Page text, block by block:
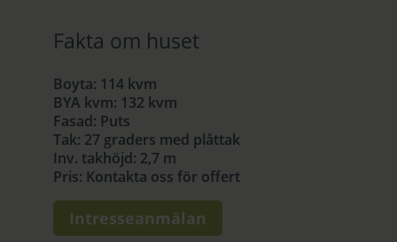
Fakta om huset
Boyta: 114 kvm
BYA kvm: 132 kvm
Fasad: Puts
Tak: 27 graders med plåttak
Inv. takhöjd: 2,7 m
Pris: Kontakta oss för offert
Intresseanmälan